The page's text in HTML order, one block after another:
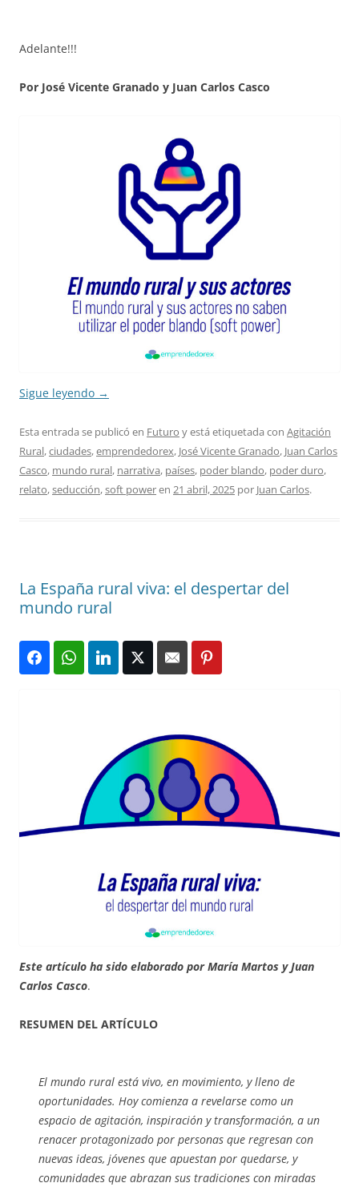
Adelante!!!
Por José Vicente Granado y Juan Carlos Casco
Sigue leyendo →
Esta entrada se publicó en Futuro y está etiquetada con Agitación
Rural,ciudades,emprendedorex, José Vicente Granado, Juan Carlos
Casco, mundo rural, narrativa, países, poder blando, poder duro,
relato,seducción,soft poweren 21 abril, 2025 por Juan Carlos.
La España rural viva: el despertar del
mundo rural
Este artículo ha sido elaborado por María Martos y Juan
Carlos Casco.
RESUMEN DEL ARTÍCULO
El mundo rural está vivo, en movimiento, y lleno de
oportunidades. Hoy comienza a revelarse como un
espacio de agitación, inspiración y transformación, a un
renacer protagonizado por personas que regresan con
nuevas ideas, jóvenes que apuestan por quedarse, y
comunidades que abrazan sus tradiciones con miradas